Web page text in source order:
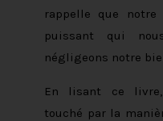
rappelle que
puissant qui
négligeons notre
En lisant ce livre,
touché par la